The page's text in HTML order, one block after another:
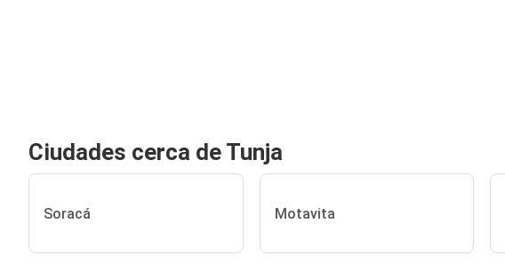
Ciudades cerca de Tunja
Soracá Motavita